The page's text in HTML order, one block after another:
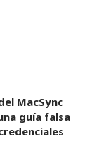
MacSync
guía falsa